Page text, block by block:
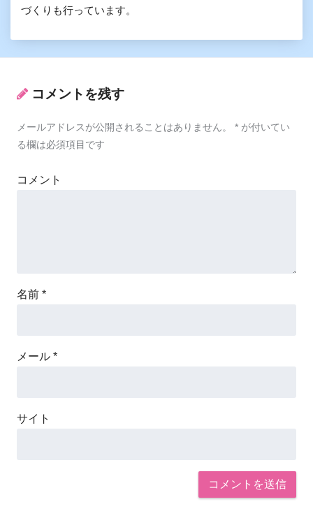
づくりも行っています。
コメントを残す
メールアドレスが公開されることはありません。 * が付いてい
る欄は必須項目です
コメント
名前 *
メール *
サイト